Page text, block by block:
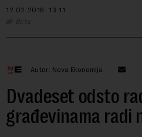
12.02.2016. 13:11
Beta
Autor: Nova Ekonomija
Dvadeset odsto
građevinama radi